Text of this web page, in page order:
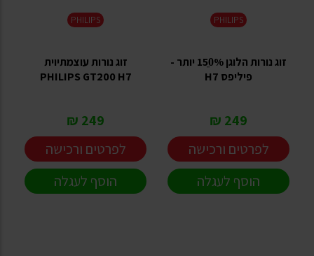
PHILIPS
זוג נורות הלוגן 150ֵ% יותר -
פיליפס H7
249 ₪
לפרטים ורכישה
הוסף לעגלה
PHILIPS
זוג נורות עוצמתיוית
PHILIPS GT200 H7
249 ₪
לפרטים ורכישה
הוסף לעגלה